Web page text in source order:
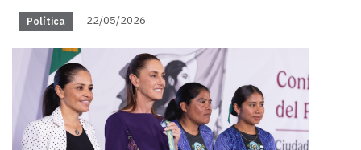
Política 22/05/2026